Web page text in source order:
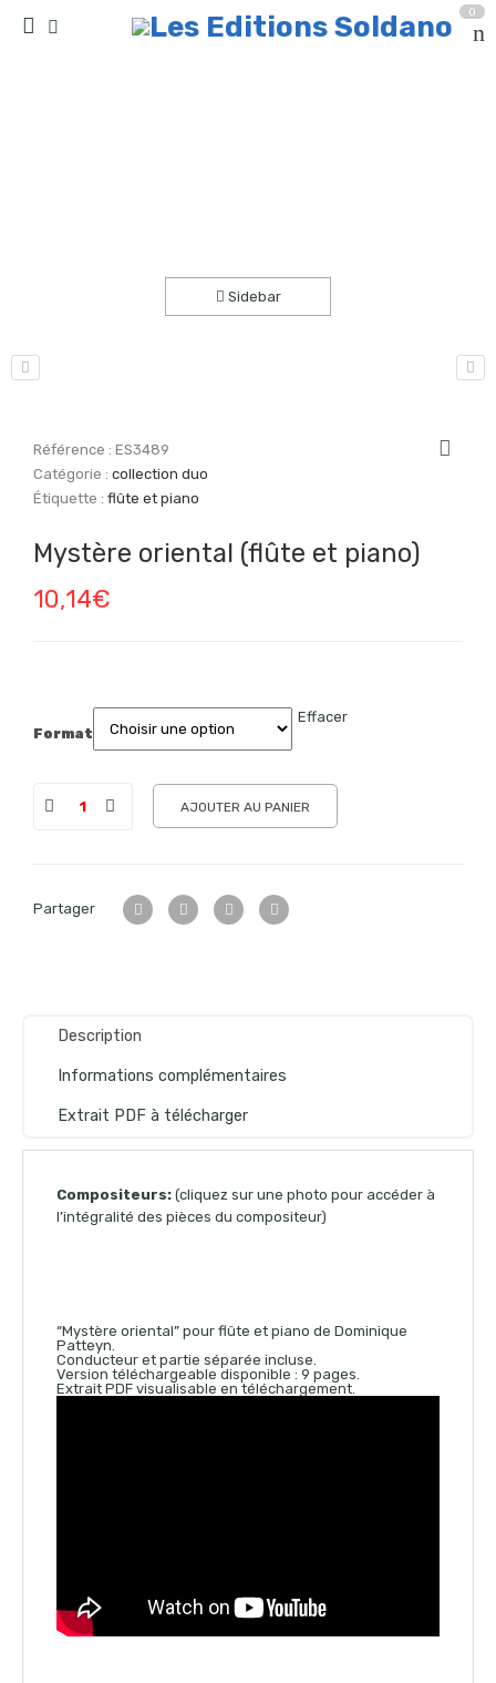
0
Sidebar
Référence :ES3489
Catégorie :collection duo
Étiquette :flûte et piano
Mystère oriental (flûte et piano)
10,14€
Format
Effacer
AJOUTER AU PANIER
Partager
Description
Informations complémentaires
Extrait PDF à télécharger
Compositeurs: (cliquez sur une photo pour accéder à
l’intégralité des pièces du compositeur)
“Mystère oriental” pour flûte et piano de Dominique
Patteyn.
Conducteur et partie séparée incluse.
Version téléchargeable disponible : 9 pages.
Extrait PDF visualisable en téléchargement.